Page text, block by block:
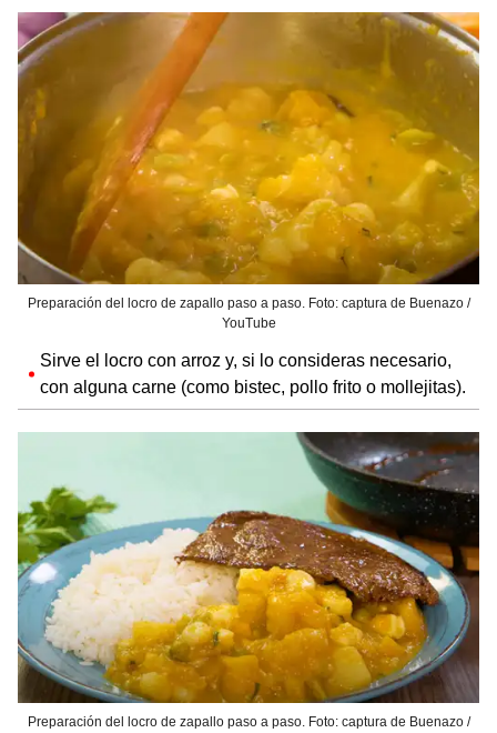
Preparación del locro de zapallo paso a paso. Foto: captura de Buenazo /
YouTube
Sirve el locro con arroz y, si lo consideras necesario,
con alguna carne (como bistec, pollo frito o mollejitas).
Preparación del locro de zapallo paso a paso. Foto: captura de Buenazo /